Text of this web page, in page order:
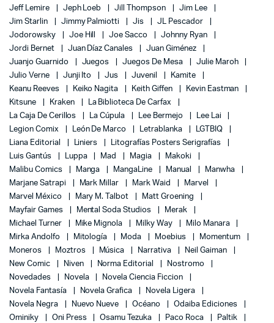
Jeff Lemire
Jeph Loeb Jill Thompson
Jim Lee
Jim Starlin
Jimmy Palmiotti Jis
JL Pescador
Jodorowsky
Joe Hill Joe Sacco
Johnny Ryan
Jordi Bernet
Juan Díaz Canales
Juan Giménez
Juanjo Guarnido
Juegos Juegos De Mesa
Julie Maroh
Julio Verne
Junji Ito Jus Juvenil
Kamite
Keanu Reeves
Keiko Nagita Keith Giffen
Kevin Eastman
Kitsune
Kraken
La Biblioteca De Carfax
La Caja De Cerillos
La Cúpula Lee Bermejo
Lee Lai
Legion Comix
León De Marco Letrablanka
LGTBIQ
Liana Editorial
Liniers
Litografías Posters Serigrafías
Luis Gantús
Luppa Mad Magia
Makoki
Malibu Comics
Manga MangaLine Manual
Manwha
Marjane Satrapi
Mark Millar Mark Waid
Marvel
Marvel México
Mary M. Talbot
Matt Groening
Mayfair Games
Mental Soda Studios
Merak
Michael Turner
Mike Mignola Milky Way
Milo Manara
Mirka Andolfo
Mitología Moda Moebius
Momentum
Moneros
Moztros Música Narrativa
Neil Gaiman
New Comic
Niven Norma Editorial
Nostromo
Novedades
Novela
Novela Ciencia Ficcion
Novela Fantasía
Novela Grafica
Novela Ligera
Novela Negra
Nuevo Nueve Océano
Odaiba Ediciones
Ominiky
Oni Press Osamu Tezuka Paco Roca
Paltik